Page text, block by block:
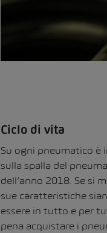
Ciclo di vita
Su ogni pneumatico è
sulla spalla del
dell’anno 2018. Se si
sue caratteristiche
essere in tutto e per
pena acquistare i